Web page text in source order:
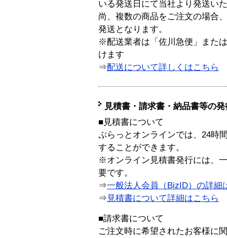
いる発送日にて当社より発送い
尚、複数の商品をご注文の場合
発送となります。
※配送業者は「佐川急便」また
けます
⇒配送について詳しくはこちら
見積書・請求書・納品書等の
■見積書について
ぷらっとオンラインでは、24時
することができます。
※オンライン見積書発行には、
要です。
⇒一般法人会員（BizID）の詳細
⇒ 見積書について詳細はこちら
■請求書について
ご注文時に希望されたお客様に